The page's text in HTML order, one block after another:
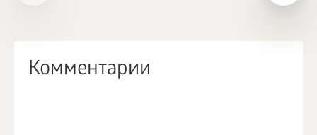
Комментарии